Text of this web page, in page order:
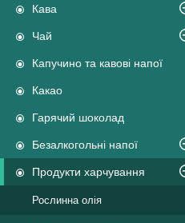
Кава
Чай
Капучино та кавові напої
Какао
Гарячий шоколад
Безалкогольні напої
Продукти харчування
Рослинна олія